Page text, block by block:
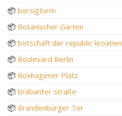
📦 borsigturm
📦 Botanischer Garten
📦 botschaft der republic kroatien
📦 Boulevard Berlin
📦 Boxhagener Platz
📦 brabanter straße
📦 Brandenburger Tor